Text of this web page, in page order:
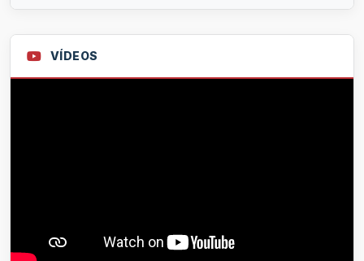
VÍDEOS